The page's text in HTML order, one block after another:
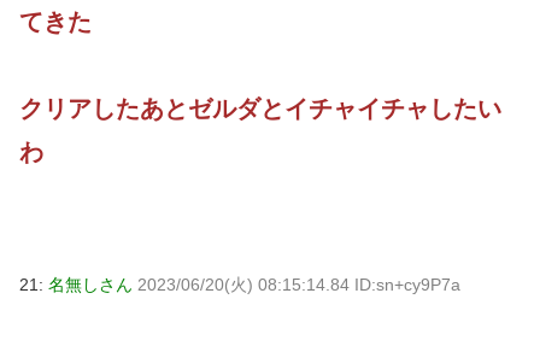
てきた
クリアしたあとゼルダとイチャイチャしたい
わ
21: 名無しさん 2023/06/20(火) 08:15:14.84 ID:sn+cy9P7a